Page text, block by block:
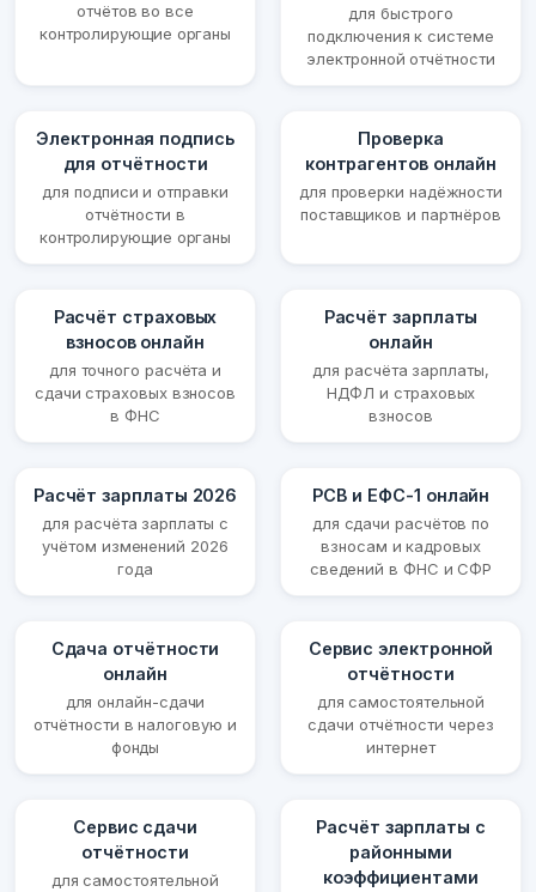
отчётов во все
контролирующие органы
для быстрого
подключения к системе
электронной отчётности
Электронная подпись
для отчётности
для подписи и отправки
отчётности в
контролирующие органы
Проверка
контрагентов онлайн
для проверки надёжности
поставщиков и партнёров
Расчёт страховых
взносов онлайн
для точного расчёта и
сдачи страховых взносов
в ФНС
Расчёт зарплаты
онлайн
для расчёта зарплаты,
НДФЛ и страховых
взносов
Расчёт зарплаты 2026
для расчёта зарплаты с
учётом изменений 2026
года
РСВ и ЕФС-1 онлайн
для сдачи расчётов по
взносам и кадровых
сведений в ФНС и СФР
Сдача отчётности
онлайн
для онлайн-сдачи
отчётности в налоговую и
фонды
Сервис электронной
отчётности
для самостоятельной
сдачи отчётности через
интернет
Сервис сдачи
отчётности
для самостоятельной
Расчёт зарплаты с
районными
коэффициентами